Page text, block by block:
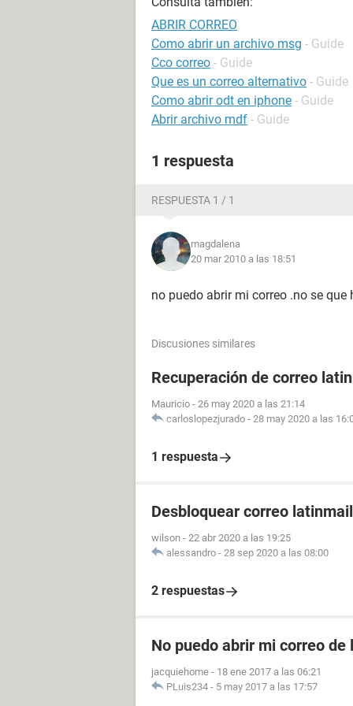
ABRIR CORREO
Como abrir un archivo msg - Guide
Cco correo - Guide
Que es un correo alternativo - Guide
Como abrir odt en iphone - Guide
Abrir archivo mdf - Guide
1 respuesta
RESPUESTA 1 / 1
magdalena
20 mar 2010 a las 18:51
no puedo abrir mi correo .no se que
Discusiones similares
Recuperación de correo
Mauricio - 26 may 2020 a las 21:14
carloslopezjurado - 28 may 2020 a las
1 respuesta
Desbloquear correo latinmail
wilson - 22 abr 2020 a las 19:25
alessandro - 28 sep 2020 a las 08:00
2 respuestas
No puedo abrir mi correo de
jacquiehome - 18 ene 2017 a las 06:21
PLuis234 - 5 may 2017 a las 17:57